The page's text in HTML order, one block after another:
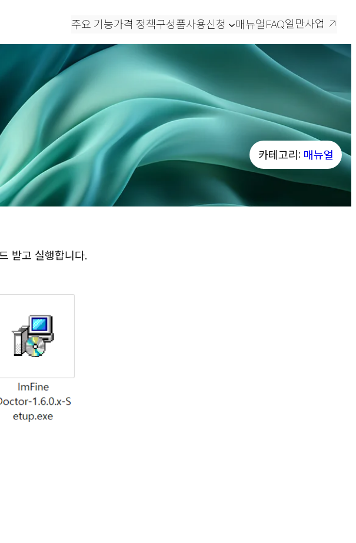
주요 기능가격 정책구성품사용신청 매뉴얼 FAQ일만사업
카테고리: 매뉴얼
받고 실행합니다.